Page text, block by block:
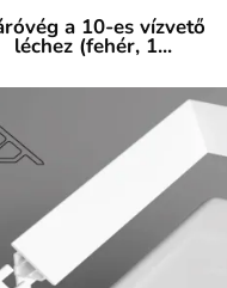
a 10-es vízvető
léchez (fehér, 1...